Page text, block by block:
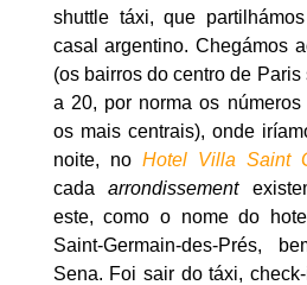
shuttle táxi, que
casal argentino. Chegámos
(os bairros do centro de
a 20, por norma os
os mais centrais), onde
noite, no Hotel Villa Saint
cadaarrondissement
este, como o nome do
Saint-Germain-des-Prés,
Sena. Foi sair do táxi,